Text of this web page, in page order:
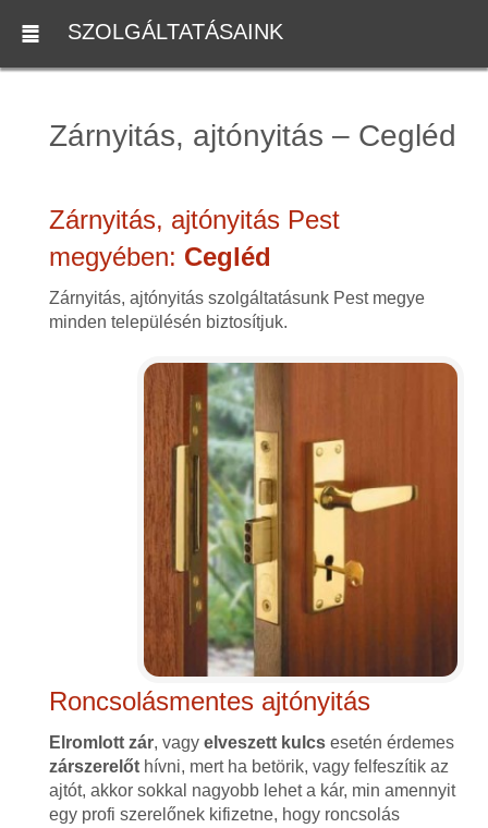
SZOLGÁLTATÁSAINK
Zárnyitás, ajtónyitás – Cegléd
Zárnyitás, ajtónyitás Pest
megyében: Cegléd
Zárnyitás, ajtónyitás szolgáltatásunk Pest megye
minden településén biztosítjuk.
Roncsolásmentes ajtónyitás
Elromlott zár, vagy elveszett kulcsesetén érdemes
zárszerelőthívni, mert ha betörik, vagy felfeszítik az
ajtót, akkor sokkal nagyobb lehet a kár, min amennyit
egy profi szerelőnek kifizetne, hogy roncsolás